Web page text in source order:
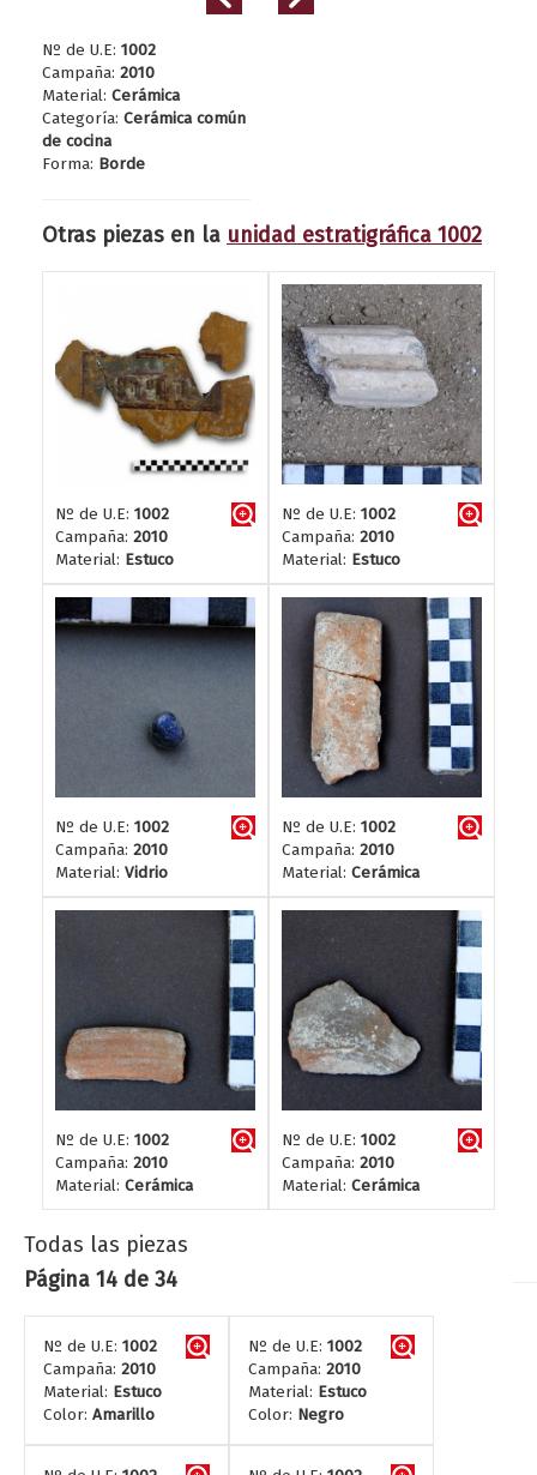
Nº de U.E: 1002
Campaña: 2010
Material: Cerámica
Categoría: Cerámica común
de cocina
Forma: Borde
Otras piezas en la unidad estratigráfica 1002
Nº de U.E: 1002
Campaña: 2010
Material: Estuco
Nº de U.E: 1002
Campaña: 2010
Material: Estuco
Nº de U.E: 1002
Campaña: 2010
Material: Vidrio
Nº de U.E: 1002
Campaña: 2010
Material: Cerámica
Nº de U.E: 1002
Campaña: 2010
Material: Cerámica
Nº de U.E: 1002
Campaña: 2010
Material: Cerámica
Todas las piezas
Página 14 de 34
Nº de U.E: 1002
Campaña: 2010
Material: Estuco
Color: Amarillo
Nº de U.E: 1002
Campaña: 2010
Material: Estuco
Color: Negro